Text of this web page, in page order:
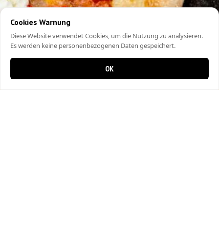
Cookies Warnung
Diese Website verwendet Cookies, um die Nutzung zu analysieren.
Es werden keine personenbezogenen Daten gespeichert.
OK